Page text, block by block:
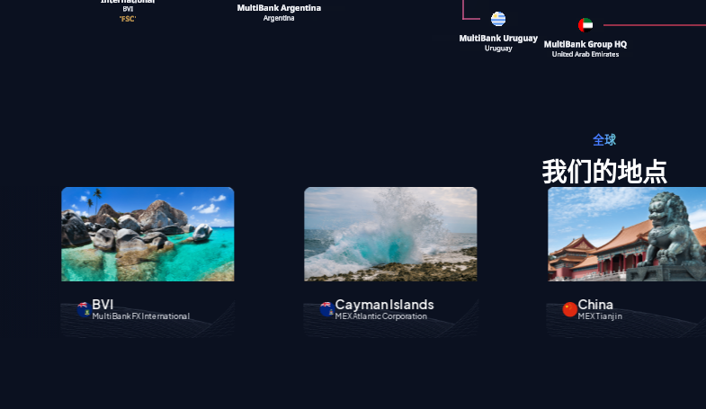
全球
我们的地点
Cayman Islands
MEX Atlantic Corporation
China
MEX Tianjin
Cyprus
MEX Europe Ltd